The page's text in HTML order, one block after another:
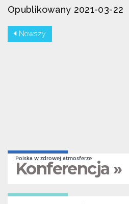
Opublikowany 2021-03-22
Nowszy
Polska w zdrowej atmosferze
Konferencja »